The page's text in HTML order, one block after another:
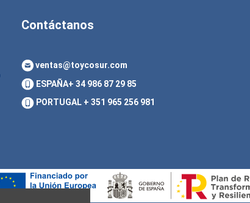
Contáctanos
ventas@toycosur.com
ESPAÑA+ 34 986 87 29 85
PORTUGAL + 351 965 256 981